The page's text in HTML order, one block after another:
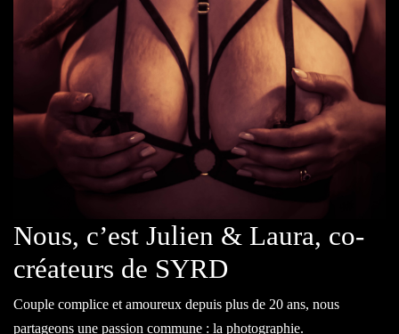
Nous, c’est Julien & Laura, co-
créateurs de SYRD
Couple complice et amoureux depuis plus de 20 ans, nous
partageons une passion commune : la photographie.